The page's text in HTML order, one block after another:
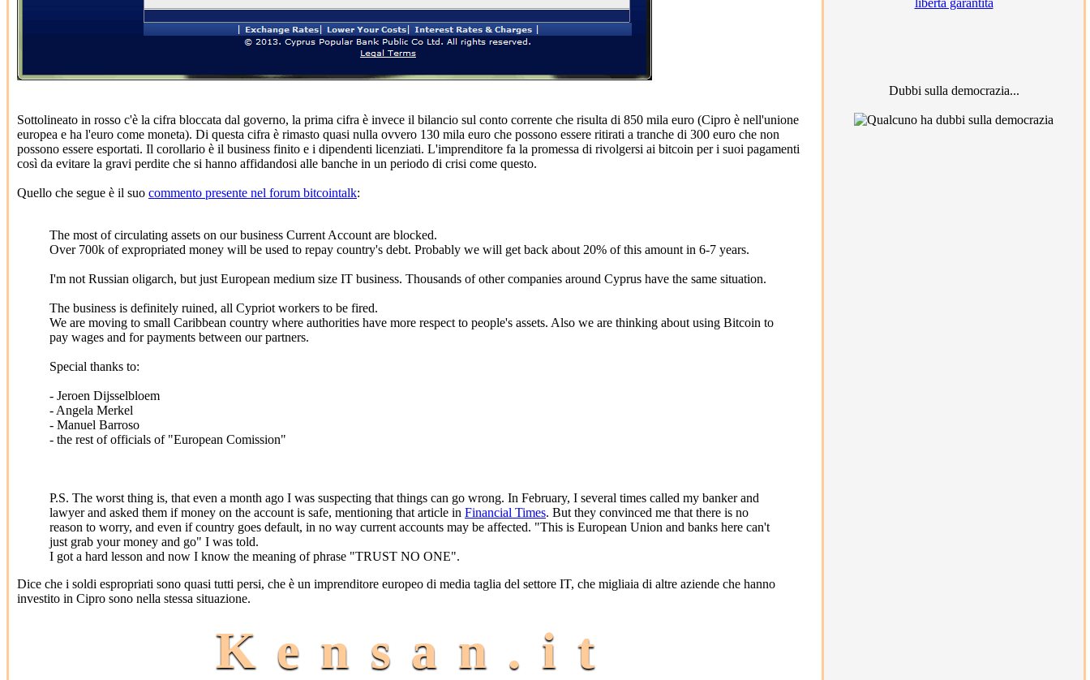
Sottolineato in rosso c'è la cifra bloccata dal governo, la prima cifra è invece il bilancio sul conto corrente che risulta di 850 mila euro (Cipro è nell'unione
europea e ha l'euro come moneta). Di questa cifra è rimasto quasi nulla ovvero 130 mila euro che possono essere ritirati a tranche di 300 euro che non
possono essere esportati. Il corollario è il business finito e i dipendenti licenziati. L'imprenditore fa la promessa di rivolgersi ai bitcoin per i suoi pagamenti
così da evitare la gravi perdite che si hanno affidandosi alle banche in un periodo di crisi come questo.
Quello che segue è il suo commento presente nel forum bitcointalk:
The most of circulating assets on our business Current Account are blocked.
Over 700k of expropriated money will be used to repay country's debt. Probably we will get back about 20% of this amount in 6-7 years.
I'm not Russian oligarch, but just European medium size IT business. Thousands of other companies around Cyprus have the same situation.
The business is definitely ruined, all Cypriot workers to be fired.
We are moving to small Caribbean country where authorities have more respect to people's assets. Also we are thinking about using Bitcoin to
pay wages and for payments between our partners.
Special thanks to:
- Jeroen Dijsselbloem
- Angela Merkel
- Manuel Barroso
- the rest of officials of "European Comission"
P.S. The worst thing is, that even a month ago I was suspecting that things can go wrong. In February, I several times called my banker and
lawyer and asked them if money on the account is safe, mentioning that article in Financial Times. But they convinced me that there is no
reason to worry, and even if country goes default, in no way current accounts may be affected. "This is European Union and banks here can't
just grab your money and go" I was told.
I got a hard lesson and now I know the meaning of phrase "TRUST NO ONE".
Dice che i soldi espropriati sono quasi tutti persi, che è un imprenditore europeo di media taglia del settore IT, che migliaia di altre aziende che hanno
investito in Cipro sono nella stessa situazione.
Kensan.it
Dubbi sulla democrazia...